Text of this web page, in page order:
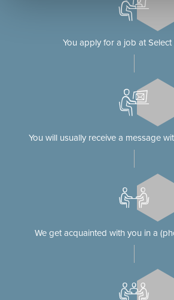
You apply for a job at Select
You will usually receive a message
We get acquainted with you in a